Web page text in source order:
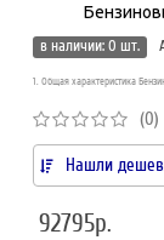
в наличии: 0 шт.
1. Общая характеристика
(0)
Нашли
92795р.